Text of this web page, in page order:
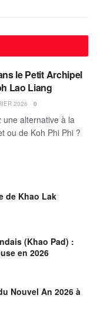
le Petit Archipel
Lao Liang
2026 0
une alternative à la
ou de Koh Phi Phi ?
de Khao Lak
(Khao Pad) :
en 2026
Nouvel An 2026 à